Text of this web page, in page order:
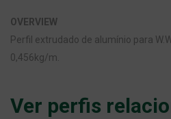
OVERVIEW
Perfil extrudado de alumínio para
0,456kg/m.
Ver perfis